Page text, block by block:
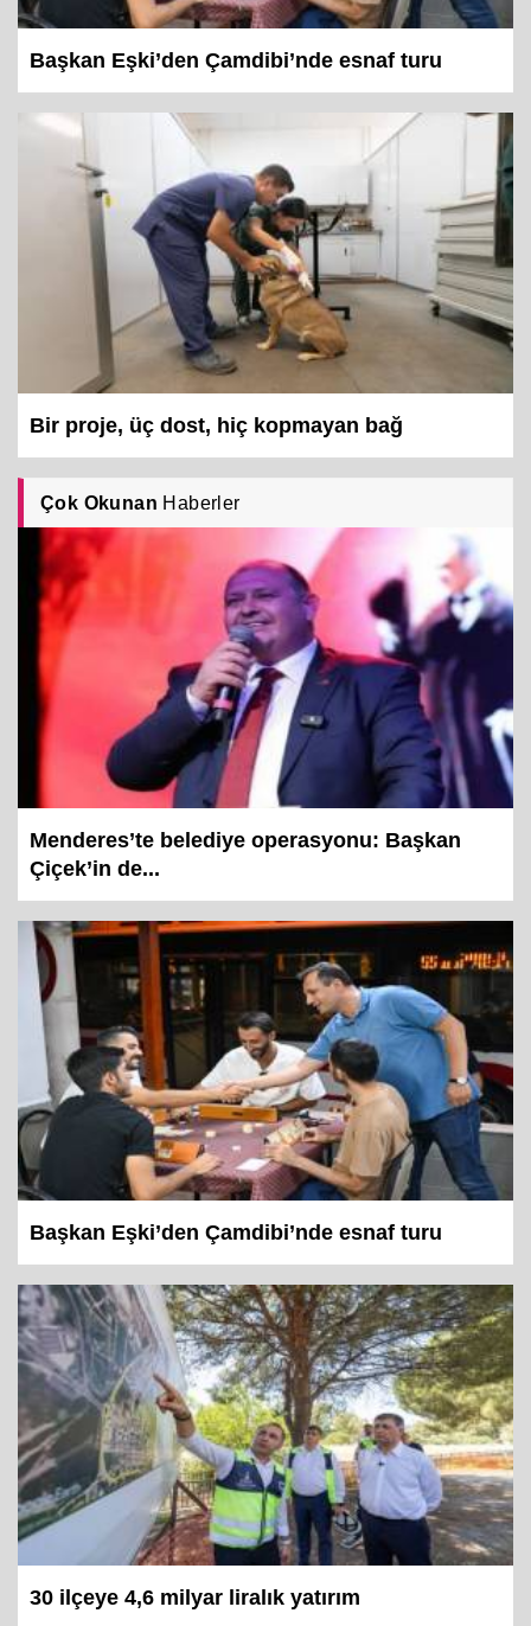
Başkan Eşki’den Çamdibi’nde esnaf turu
Bir proje, üç dost, hiç kopmayan bağ
Çok Okunan Haberler
Menderes’te belediye operasyonu: Başkan
Çiçek’in de...
Başkan Eşki’den Çamdibi’nde esnaf turu
30 ilçeye 4,6 milyar liralık yatırım